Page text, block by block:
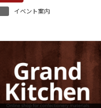
イベント案内